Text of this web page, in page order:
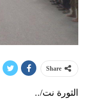
Share
الثورة نت/..